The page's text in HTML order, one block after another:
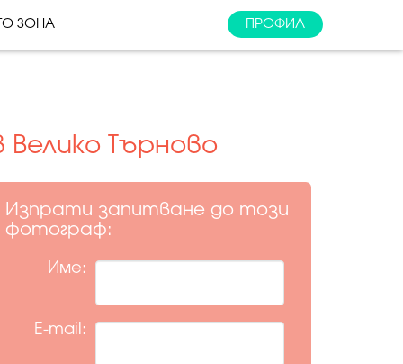
ЗОНА ПРОФИЛ
Търново
Изпрати запитване до този
фотограф:
Име:
E-mail: